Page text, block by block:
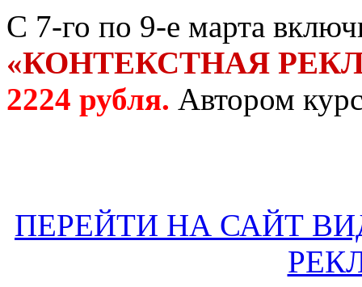
C 7-го по 9-е марта
«КОНТЕКСТНАЯ
2224 рубля. Автором
ПЕРЕЙТИ НА САЙТ